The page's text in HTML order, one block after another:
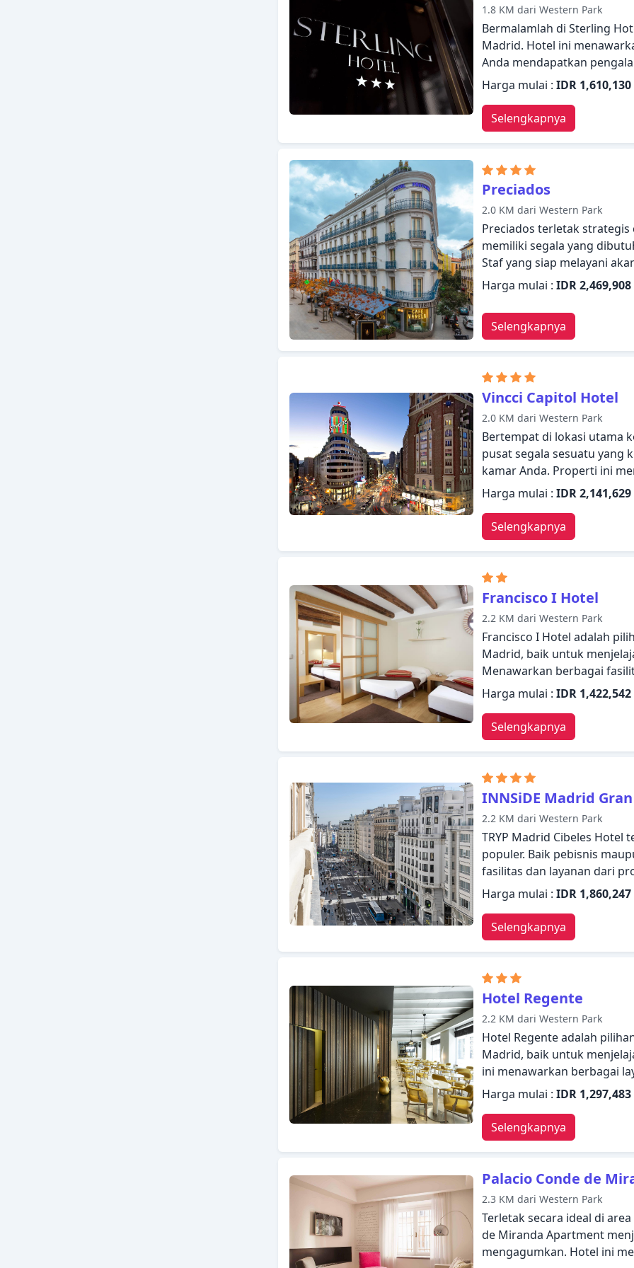
layanan handal dan staf
kebutuhan Anda.
1.8 KM dari Western Park
Bermalamlah di Sterling
Madrid. Hotel ini
Anda mendapatkan
melayani akan menyambut
Beberapa kamar
televisi layar datar, akses
kamar bebas asap rokok,
pengalaman menginap
rekreasi seperti pijat.
hangat dengan suasana
di Madrid tak terlupakan.
Harga mulai :IDR 1,610,130
Selengkapnya
Preciados
2.0 KM dari Western Park
Preciados terletak strategis
memiliki segala yang
Staf yang siap melayani
Preciados. Bersantailah di
kamar dilengkapi dengan
internet - WiFi, akses
bebas asap rokok.
nikmati pusat kebugaran,
Anda.
Harga mulai :IDR 2,469,908
Selengkapnya
Vincci Capitol Hotel
2.0 KM dari Western Park
Bertempat di lokasi utama
pusat segala sesuatu yang
kamar Anda. Properti ini
pengalaman menginap
kamar, layanan
jam, fasilitas untuk tamu
hal-hal yang dapat
Anda yang nyaman dan
seperti televisi layar datar,
sandal, ruang
berbagai pilihan fasilitas
menggabungkan
indah untuk membuat
Harga mulai :IDR 2,141,629
Selengkapnya
Francisco I Hotel
2.2 KM dari Western Park
Francisco I Hotel adalah
Madrid, baik untuk
Menawarkan berbagai
semua yang Anda
Manfaatkan WiFi gratis di
kebersihan harian, binatu
hotel. Setiap kamar
fasilitas yang berguna.
rekreasi. Staf yang ramah,
semua yang Madrid
untuk menginap di
Harga mulai :IDR 1,422,542
Selengkapnya
INNSiDE Madrid
2.2 KM dari Western Park
TRYP Madrid Cibeles Hotel
populer. Baik pebisnis
fasilitas dan layanan dari
menyambut dan memandu
Beberapa kamar
televisi layar datar, cermin,
internet - WiFi. Properti ini
rekreasi. Kemudahan dan
Hotel menjadi pilihan yang
di Madrid.
Harga mulai :IDR 1,860,247
Selengkapnya
Hotel Regente
2.2 KM dari Western Park
Hotel Regente adalah
Madrid, baik untuk
ini menawarkan berbagai
memberikan kenyamanan
Fasilitas untuk tamu
umum, layanan kamar,
ada untuk kenikmatan para
memberikan tingkat
fasilitas yang nyaman
WiFi, akses internet WiFi
fasilitas rekreasi di hotel,
ke kamar untuk
pilihan yang sangat baik
bersantai dan
Harga mulai :IDR 1,297,483
Selengkapnya
Palacio Conde de
2.3 KM dari Western Park
Terletak secara ideal di
de Miranda Apartment
mengagumkan. Hotel ini